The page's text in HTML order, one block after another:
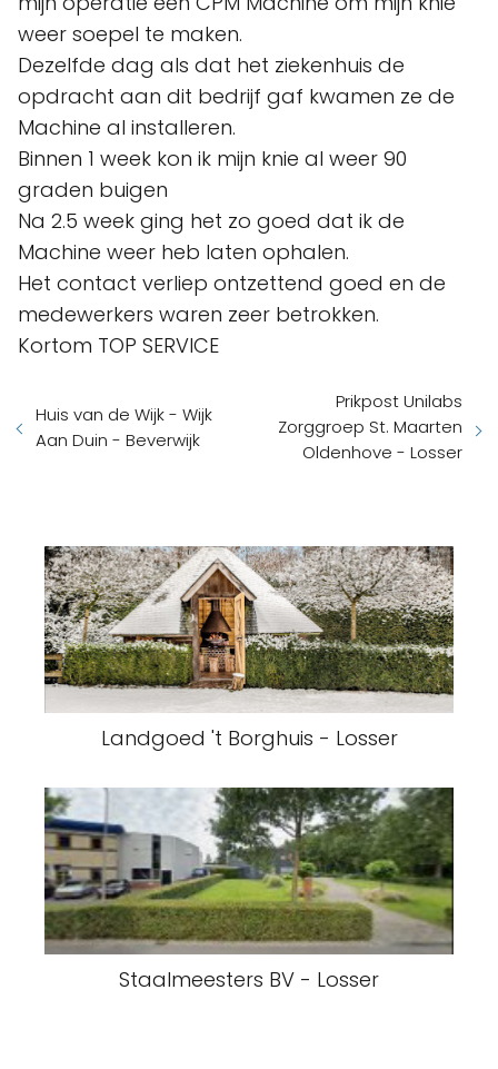
weer soepel te maken.
Dezelfde dag als dat het ziekenhuis de
opdracht aan dit bedrijf gaf kwamen ze de
Machine al installeren.
Binnen 1 week kon ik mijn knie al weer 90
graden buigen
Na 2.5 week ging het zo goed dat ik de
Machine weer heb laten ophalen.
Het contact verliep ontzettend goed en de
medewerkers waren zeer betrokken.
Kortom TOP SERVICE
Huis van de Wijk - Wijk
Aan Duin - Beverwijk
Prikpost Unilabs
Zorggroep St. Maarten
Oldenhove - Losser
Landgoed 't Borghuis - Losser
Staalmeesters BV - Losser